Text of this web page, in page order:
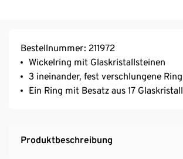
Bestellnummer: 211972
Wickelring mit Glaskristallsteinen
3 ineinander, fest verschlungene
Ein Ring mit Besatz aus 17
Produktbeschreibung